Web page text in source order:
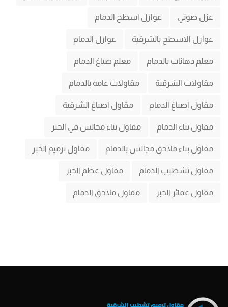
عزل صوتي عوازل اسطح الدمام
عوازل الاسطح بالشرقية عوازل الدمام
معلم دهانات بالدمام معلم صباغ الدمام
مقاولات الشرقية مقاولات عامه بالدمام
مقاول اصباغ الدمام مقاول اصباغ الشرقية
مقاول بناء الدمام مقاول بناء مجالس في الخبر
مقاول بناء ملاحق مجالس بالدمام مقاول ترميم الخبر
مقاول تشطيب الدمام مقاول عظم الخبر
مقاول عمائر الخبر مقاول ملاحق الدمام